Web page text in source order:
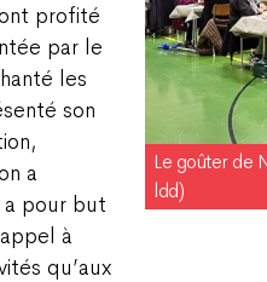
profité
par le
les
son
a
a pour but
à
qu’aux
Le goûter de
ldd)